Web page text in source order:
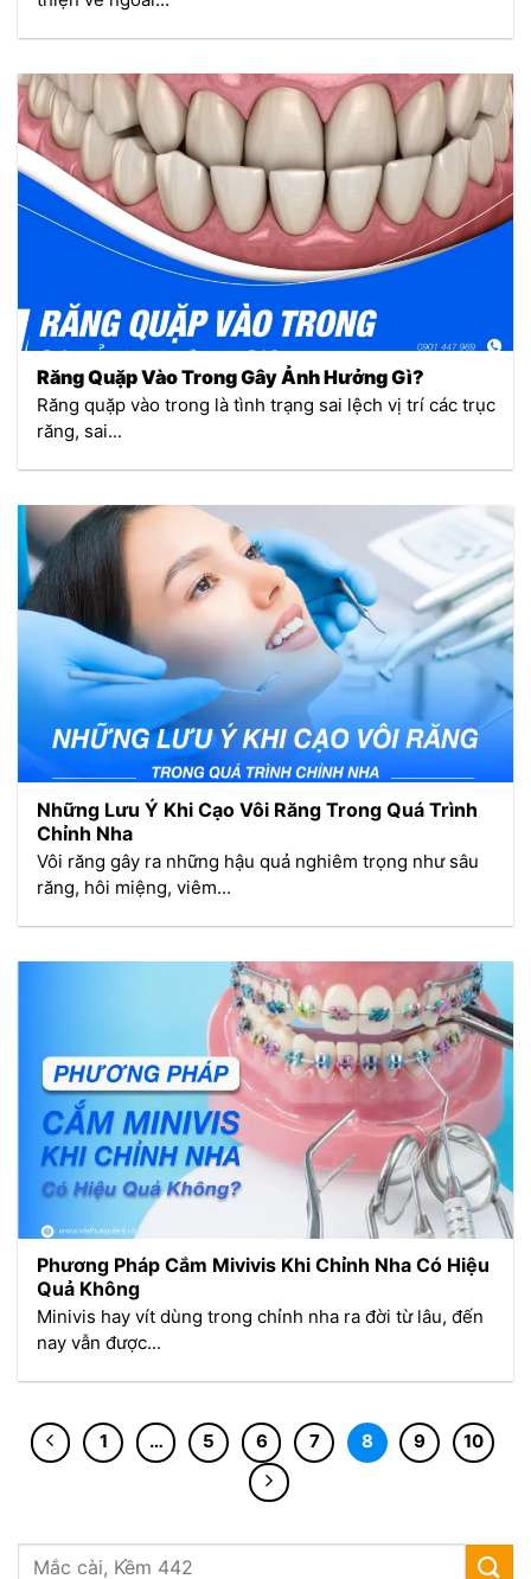
Răng Quặp Vào Trong Gây Ảnh Hưởng Gì?
Răng quặp vào trong là tình trạng sai lệch vị trí các trục
răng, sai...
Những Lưu Ý Khi Cạo Vôi Răng Trong Quá Trình
Chỉnh Nha
Vôi răng gây ra những hậu quả nghiêm trọng như sâu
răng, hôi miệng, viêm...
Phương Pháp Cắm Mivivis Khi Chỉnh Nha Có Hiệu
Quả Không
Minivis hay vít dùng trong chỉnh nha ra đời từ lâu, đến
nay vẫn được...
1 … 5 6 7 8 9 10